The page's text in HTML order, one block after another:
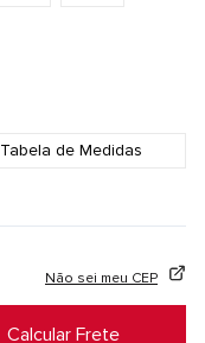
Tabela de Medidas
Não sei meu CEP